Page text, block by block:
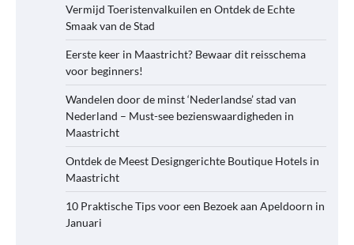
Vermijd Toeristenvalkuilen en Ontdek de Echte
Smaak van de Stad
Eerste keer in Maastricht? Bewaar dit reisschema
voor beginners!
Wandelen door de minst ‘Nederlandse’ stad van
Nederland – Must-see bezienswaardigheden in
Maastricht
Ontdek de Meest Designgerichte Boutique Hotels in
Maastricht
10 Praktische Tips voor een Bezoek aan Apeldoorn in
Januari